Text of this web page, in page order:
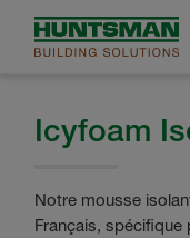
Icyfoam
Notre mousse
Français, spécifique